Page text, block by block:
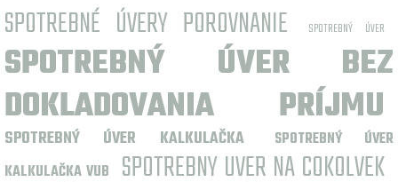
SPOTREBNÉ ÚVERY POROVNANIE SPOTREBNÝ ÚVER
SPOTREBNÝ ÚVER BEZ
DOKLADOVANIA PRÍJMU
SPOTREBNÝ ÚVER KALKULAČKA
SPOTREBNÝ ÚVER
KALKULAČKA VUB
SPOTREBNY UVER NA COKOLVEK